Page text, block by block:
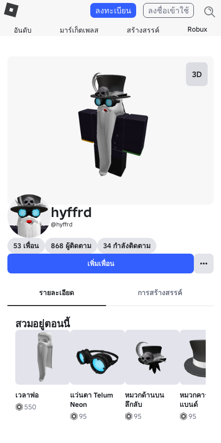
อันดับ มาร์เก็ตเพลส สร้างสรรค์ Robux
ลงทะเบียน ลงชื่อเข้าใช้
3D
hyffrd
@hyffrd
53 เพื่อน 868 ผู้ติดตาม
34 กำลังติดตาม
เพิ่มเพื่อน
รายละเอียด การสร้างสรรค์
สวมอยู่ตอนนี้
เวลาพ่อ
550
แว่นตา Telum
Neon
95
หมวกด้านบน
ลึกลับ
95
หมวกคาร์บอ
แบนด์
95